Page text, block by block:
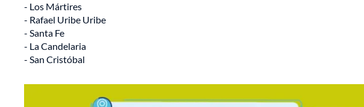
- Los Mártires
- Rafael Uribe Uribe
- Santa Fe
- La Candelaria
- San Cristóbal